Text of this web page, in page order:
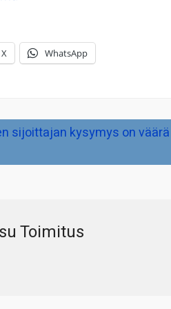
X WhatsApp
sijoittajan kysymys on väärä
Toimitus